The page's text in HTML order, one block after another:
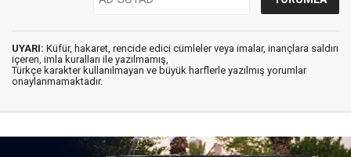
UYARI: Küfür, hakaret, rencide edici cümleler veya imalar, inançlara saldırı
içeren, imla kuralları ile yazılmamış,
Türkçe karakter kullanılmayan ve büyük harflerle yazılmış yorumlar
onaylanmamaktadır.